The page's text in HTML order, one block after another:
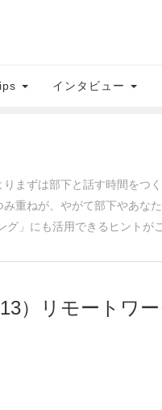
インタビュー
まずは部下と話す時間をつ
重ねが、やがて部下やあな
」にも活用できるヒントが
）リモートワ